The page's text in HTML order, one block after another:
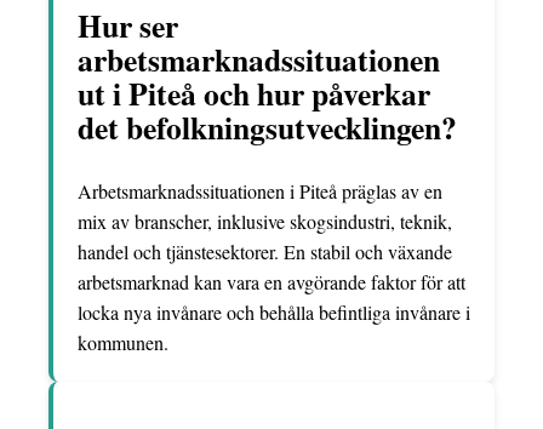
Hur ser
arbetsmarknadssituationen
ut i Piteå och hur påverkar
det befolkningsutvecklingen?
Arbetsmarknadssituationen i Piteå präglas av en
mix av branscher, inklusive skogsindustri, teknik,
handel och tjänstesektorer. En stabil och växande
arbetsmarknad kan vara en avgörande faktor för att
locka nya invånare och behålla befintliga invånare i
kommunen.